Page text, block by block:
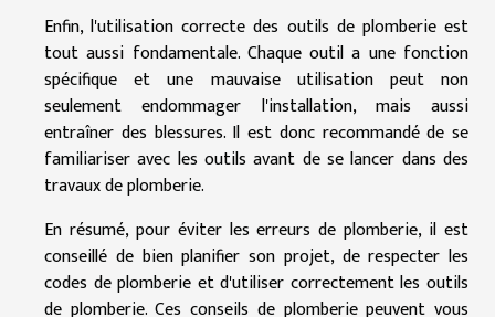
Enfin, l'utilisation correcte des outils de plomberie est
tout aussi fondamentale. Chaque outil a une fonction
spécifique et une mauvaise utilisation peut non
seulement endommager l'installation, mais aussi
entraîner des blessures. Il est donc recommandé de se
familiariser avec les outils avant de se lancer dans des
travaux de plomberie.
En résumé, pour éviter les erreurs de plomberie, il est
conseillé de bien planifier son projet, de respecter les
codes de plomberie et d'utiliser correctement les outils
de plomberie. Ces conseils de plomberie peuvent vous